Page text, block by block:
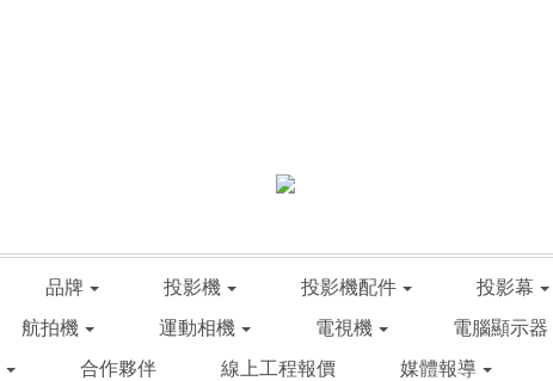
品牌 投影機 投影機配件
投影幕
航拍機 運動相機 電視機
電腦顯示器
合作夥伴 線上工程報價 媒體報導